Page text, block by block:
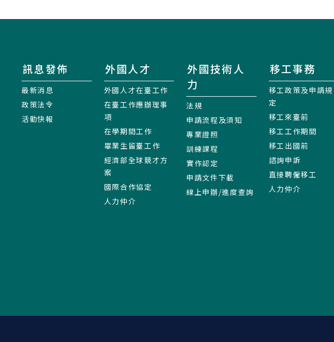
訊息發佈
最新消息
政策法令
活動快報
外國人才
外國人才在臺工作
在臺工作應辦理事
項
在學期間工作
畢業生留臺工作
經濟部全球競才方
案
國際合作協定
人力仲介
外國技術人
力
法規
申請流程及須知
專業證照
訓練課程
實作認定
申請文件下載
線上申辦/進度查詢
移工事務
移工政策及申請規
定
移工來臺前
移工工作期間
移工出國前
諮詢申訴
直接聘僱移工
人力仲介